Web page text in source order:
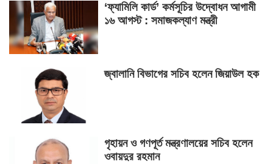
‘ফ্যামিলি কার্ড’ কর্মসূচির উদ্বোধন আগামী
১৬ আগস্ট : সমাজকল্যাণ মন্ত্রী
জ্বালানি বিভাগের সচিব হলেন জিয়াউল হক
গৃহায়ন ও গণপূর্ত মন্ত্রণালয়ের সচিব হলেন
ওবায়দুর রহমান